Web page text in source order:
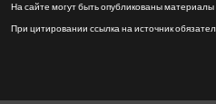
На сайте могут быть опубликованы материалы
При цитировании ссылка на источник